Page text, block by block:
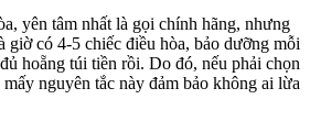
yên tâm nhất là gọi chính hãng, nhưng
giờ có 4-5 chiếc điều hòa, bảo dưỡng mỗi
hoẵng túi tiền rồi. Do đó, nếu phải chọn
nguyên tắc này đảm bảo không ai lừa